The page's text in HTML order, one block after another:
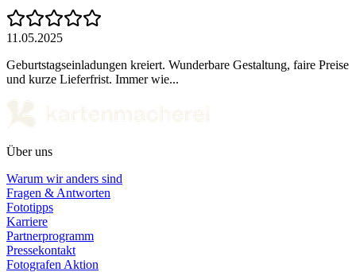
11.05.2025
Geburtstagseinladungen kreiert. Wunderbare Gestaltung, faire Preise
und kurze Lieferfrist. Immer wie...
Über uns
Warum wir anders sind
Fragen & Antworten
Fototipps
Karriere
Partnerprogramm
Pressekontakt
Fotografen Aktion